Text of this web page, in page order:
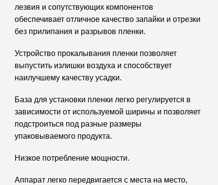
лезвия и сопутствующих компонентов
обеспечивает отличное качество запайки и отрезки
без прилипания и разрывов пленки.
Устройство прокалывания пленки позволяет
выпустить излишки воздуха и способствует
наилучшему качеству усадки.
База для установки пленки легко регулируется в
зависимости от используемой ширины и позволяет
подстроиться под разные размеры
упаковываемого продукта.
Низкое потребление мощности.
Аппарат легко передвигается с места на место,